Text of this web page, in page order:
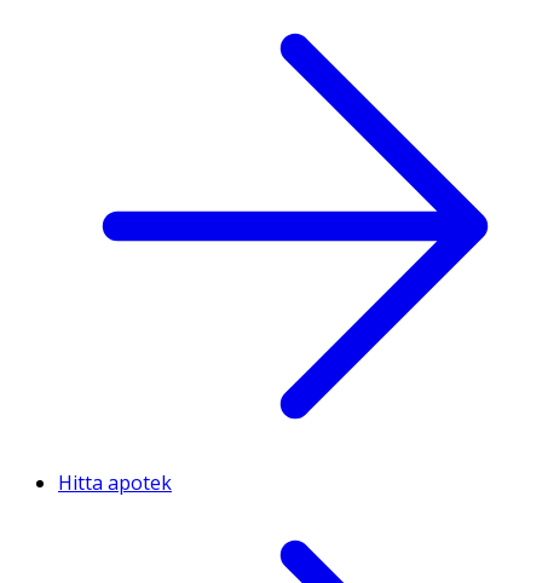
Hitta apotek